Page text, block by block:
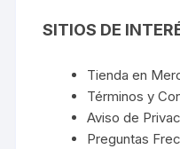
SITIOS DE
Tienda en
Términos y
Aviso de
Preguntas